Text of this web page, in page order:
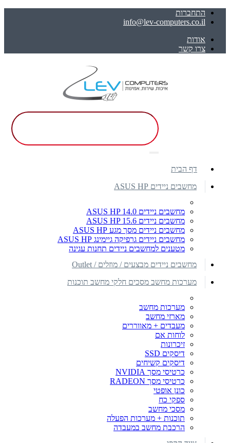
התחברות
info@lev-computers.co.il
אודות
צרו קשר
דף הבית
מחשבים ניידים ASUS HP
מחשבים ניידים ASUS HP 14.0
מחשבים ניידים ASUS HP 15.6
מחשבים ניידים מסך מגע ASUS HP
מחשבים ניידים גרפיקה גיימינג ASUS HP
מטענים למחשבים ניידים תחנות עגינה
מחשבים ניידים מבצעים / מוזלים / Outlet
מערכות מחשב מסכים חלקי מחשב תוכנות
מערכות מחשב
מארזי מחשב
מעבדים + מאווררים
לוחות אם
זיכרונות
דיסקים SSD
דיסקים קשיחים
כרטיסי מסך NVIDIA
כרטיסי מסך RADEON
כונן אופטי
ספקי כח
מסכי מחשב
תוכנות + מערכות הפעלה
הרכבת מחשב במעבדה